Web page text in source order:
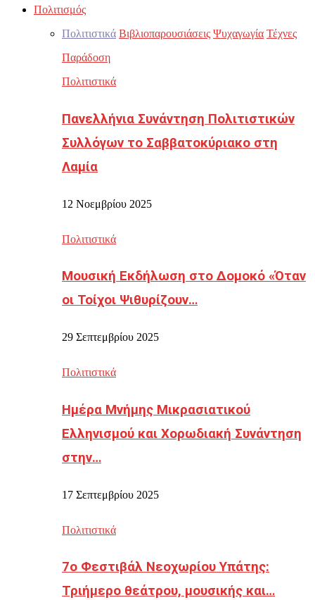
Πολιτισμός
Πολιτιστικά Βιβλιοπαρουσιάσεις Ψυχαγωγία Τέχνες
Παράδοση
Πολιτιστικά
Πανελλήνια Συνάντηση Πολιτιστικών
Συλλόγων το Σαββατοκύριακο στη
Λαμία
12 Νοεμβρίου 2025
Πολιτιστικά
Μουσική Εκδήλωση στο Δομοκό «Όταν
οι Τοίχοι Ψιθυρίζουν…
29 Σεπτεμβρίου 2025
Πολιτιστικά
Ημέρα Μνήμης Μικρασιατικού
Ελληνισμού και Χορωδιακή Συνάντηση
στην…
17 Σεπτεμβρίου 2025
Πολιτιστικά
7ο Φεστιβάλ Νεοχωρίου Υπάτης:
Τριήμερο θεάτρου, μουσικής και…